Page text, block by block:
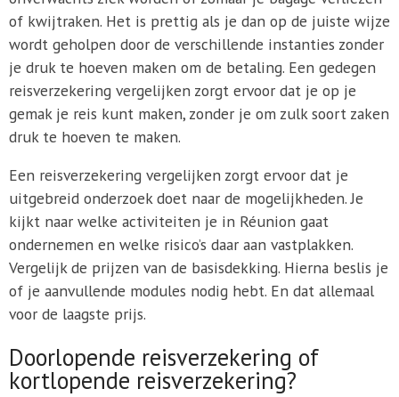
of kwijtraken. Het is prettig als je dan op de juiste wijze
wordt geholpen door de verschillende instanties zonder
je druk te hoeven maken om de betaling. Een gedegen
reisverzekering vergelijken zorgt ervoor dat je op je
gemak je reis kunt maken, zonder je om zulk soort zaken
druk te hoeven te maken.
Een reisverzekering vergelijken zorgt ervoor dat je
uitgebreid onderzoek doet naar de mogelijkheden. Je
kijkt naar welke activiteiten je in Réunion gaat
ondernemen en welke risico’s daar aan vastplakken.
Vergelijk de prijzen van de basisdekking. Hierna beslis je
of je aanvullende modules nodig hebt. En dat allemaal
voor de laagste prijs.
Doorlopende reisverzekering of
kortlopende reisverzekering?